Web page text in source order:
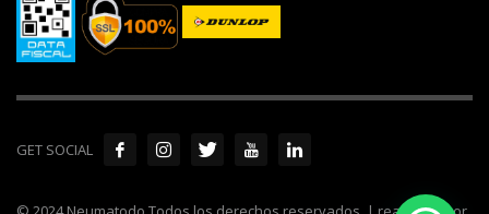
GET SOCIAL